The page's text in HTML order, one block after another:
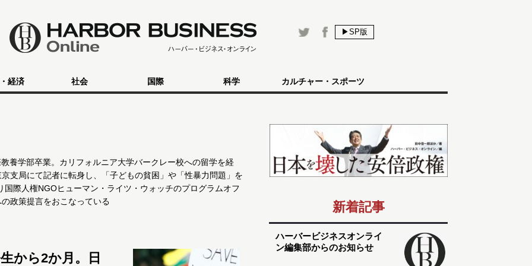
▶SP版
経済 社会 国際 科学 カルチャー・スポーツ
養学部卒業。カリフォルニア大学バークレー校への留学を経
支局にて記者に転身し、「子どもの貧困」や「性暴力問題」を
国際人権NGOヒューマン・ライツ・ウォッチのプログラムオフ
政策提言をおこなっている
から2か月。日
新着記事
ハーバービジネスオンライ
ン編集部からのお知らせ